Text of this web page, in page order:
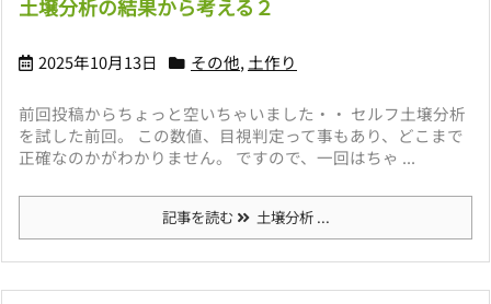
土壌分析の結果から考える２
2025年10月13日 その他, 土作り
前回投稿からちょっと空いちゃいました・・ セルフ土壌分析
を試した前回。 この数値、目視判定って事もあり、どこまで
正確なのかがわかりません。 ですので、一回はちゃ ...
記事を読む 土壌分析 ...